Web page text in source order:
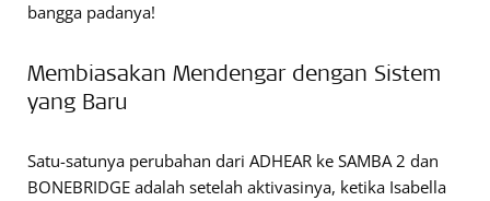
bangga padanya!
Membiasakan Mendengar dengan Sistem
yang Baru
Satu-satunya perubahan dari ADHEAR ke SAMBA 2 dan
BONEBRIDGE adalah setelah aktivasinya, ketika Isabella